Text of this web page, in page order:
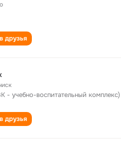
друзья
- учебно-воспитательный комплекс)
друзья